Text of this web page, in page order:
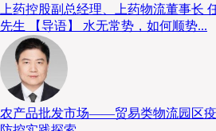
除了上述上市的中国企业，菜
电商业务，近年来菜鸟集团对
共睹，依托于全球战略位置的
家和地区，甚至实现了“全球10
上药控股副总经理、上药物流董事长
先生 【导语】 水无常势，如何顺势...
农产品批发市场——贸易类物流园区